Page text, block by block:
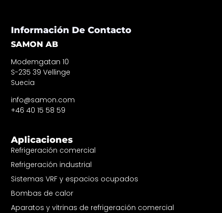
Información De Contacto
SAMON AB
Modemgatan 10
S-235 39 Vellinge
Suecia
info@samon.com
+46 40 15 58 59
Aplicaciones
Refrigeración comercial
Refrigeración industrial
Sistemas VRF y espacios ocupados
Bombas de calor
Aparatos y vitrinas de refrigeración comercial